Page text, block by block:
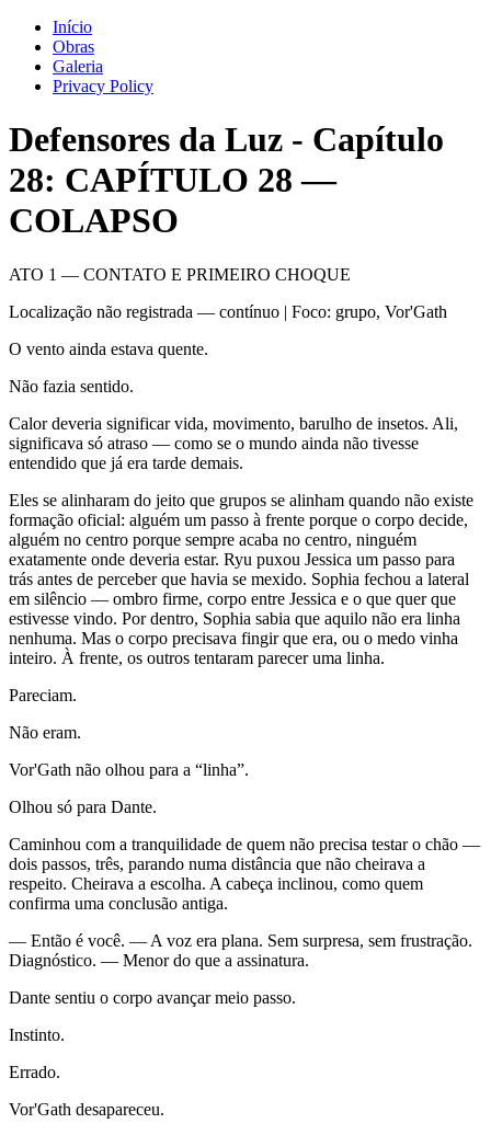
Início
Obras
Galeria
Privacy Policy
Defensores da Luz - Capítulo
28: CAPÍTULO 28 —
COLAPSO
ATO 1 — CONTATO E PRIMEIRO CHOQUE
Localização não registrada — contínuo | Foco: grupo, Vor'Gath
O vento ainda estava quente.
Não fazia sentido.
Calor deveria significar vida, movimento, barulho de insetos. Ali,
significava só atraso — como se o mundo ainda não tivesse
entendido que já era tarde demais.
Eles se alinharam do jeito que grupos se alinham quando não existe
formação oficial: alguém um passo à frente porque o corpo decide,
alguém no centro porque sempre acaba no centro, ninguém
exatamente onde deveria estar. Ryu puxou Jessica um passo para
trás antes de perceber que havia se mexido. Sophia fechou a lateral
em silêncio — ombro firme, corpo entre Jessica e o que quer que
estivesse vindo. Por dentro, Sophia sabia que aquilo não era linha
nenhuma. Mas o corpo precisava fingir que era, ou o medo vinha
inteiro. À frente, os outros tentaram parecer uma linha.
Pareciam.
Não eram.
Vor'Gath não olhou para a “linha”.
Olhou só para Dante.
Caminhou com a tranquilidade de quem não precisa testar o chão —
dois passos, três, parando numa distância que não cheirava a
respeito. Cheirava a escolha. A cabeça inclinou, como quem
confirma uma conclusão antiga.
— Então é você. — A voz era plana. Sem surpresa, sem frustração.
Diagnóstico. — Menor do que a assinatura.
Dante sentiu o corpo avançar meio passo.
Instinto.
Errado.
Vor'Gath desapareceu.